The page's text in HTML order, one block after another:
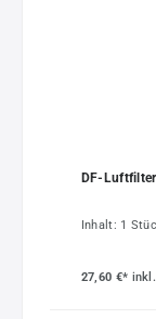
DF-
Inhalt: 1
27,60 €*